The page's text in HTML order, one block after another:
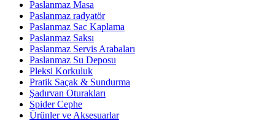
Paslanmaz Masa
Paslanmaz radyatör
Paslanmaz Sac Kaplama
Paslanmaz Saksı
Paslanmaz Servis Arabaları
Paslanmaz Su Deposu
Pleksi Korkuluk
Pratik Saçak & Sundurma
Şadırvan Oturakları
Spider Cephe
Ürünler ve Aksesuarlar